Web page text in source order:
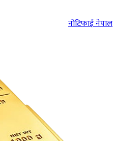
नोटिफाई नेपाल